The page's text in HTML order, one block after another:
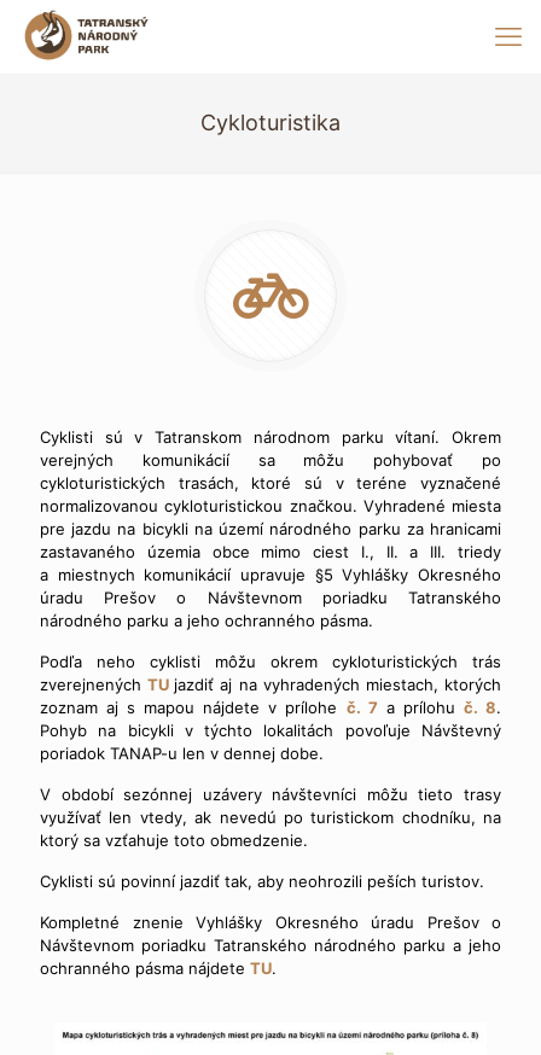
Cykloturistika
Cyklisti sú v Tatranskom národnom parku vítaní. Okrem
verejných komunikácií sa môžu pohybovať po
cykloturistických trasách, ktoré sú v teréne vyznačené
normalizovanou cykloturistickou značkou. Vyhradené miesta
pre jazdu na bicykli na území národného parku za hranicami
zastavaného územia obce mimo ciest I., II. a III. triedy
a miestnych komunikácií upravuje §5 Vyhlášky Okresného
úradu Prešov o Návštevnom poriadku Tatranského
národného parku a jeho ochranného pásma.
Podľa neho cyklisti môžu okrem cykloturistických trás
zverejnenýchTU jazdiť aj na vyhradených miestach, ktorých
zoznam aj s mapou nájdete v prílohe č. 7 a prílohu č. 8.
Pohyb na bicykli v týchto lokalitách povoľuje Návštevný
poriadok TANAP-u len v dennej dobe.
V období sezónnej uzávery návštevníci môžu tieto trasy
využívať len vtedy, ak nevedú po turistickom chodníku, na
ktorý sa vzťahuje toto obmedzenie.
Cyklisti sú povinní jazdiť tak, aby neohrozili peších turistov.
Kompletné znenie Vyhlášky Okresného úradu Prešov o
Návštevnom poriadku Tatranského národného parku a jeho
ochranného pásma nájdete TU.